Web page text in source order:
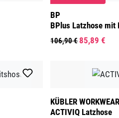
BP
BPlus Latzhose mit
106,90 €85,89 €
KÜBLER WORKWEAR
ACTIVIQ Latzhose